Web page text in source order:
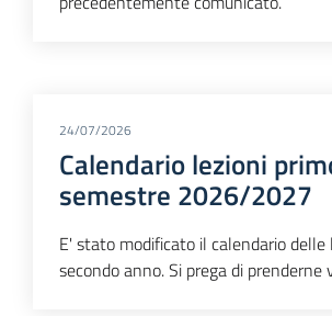
24/07/2026
Calendario lezioni
semestre 2026/2027
E' stato modificato il calendario delle
secondo anno. Si prega di prenderne